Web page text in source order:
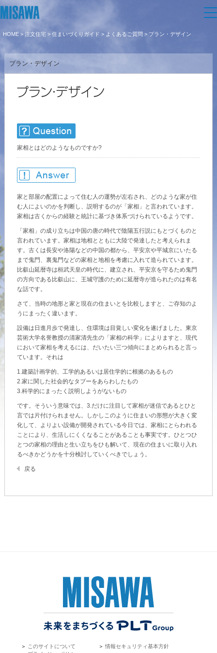
住まい
デザイン
テクノロジー（住まいの性能）
建築事例・建築実例
インテリア
住まいづくりガイド
買う
スムストック検索
売る [MISAWA RELAY]
住まいの売却
土地活用
賃貸住宅
賃貸併用住宅
店舗・各種施設
土地活用モデルルーム見学
法人のお客さま
企業不動産活用（CRE）戦略
社宅建築
医療・介護・子育て・障がい福祉施設
これから土地活用・賃貸経営をご検討の方
土地活用の基礎から長期安定経営を目指すオーナー様まで、賃貸経営
ホームラウンジ 土地活用・賃貸経営
戸建て・マンション
ミサワリフォームとは
リフォームメニュー
リフォーム事例
事業用
ホテル・旅館リフォーム
リフォーム営業所
実例動画や基礎知識、収納の工夫など、理想の住まいを叶えるリフォ
ームの具体策とアイデアを豊富にご用意しています。
ホームラウンジ リフォーム
まちづくり
複合開発・投資開発
複合開発事業（ASMACI-アスマチ-）
分譲マンション開発事業
収益不動産・投資開発事業
建築再生事業
事業用売買
事業用地・事業用建物
分譲用地
すべてのフィールドに新しい価値をデザインし、持続可能な未来志向
のまちづくりを実現していきます。
オーナーサポート
サポートメニュー
住まいるりんぐ（ロングサポート）
保証制度
アフターメンテナンス
ミサワリフォーム
ご相談窓口
お客様センター
ミサワホームオーナーさま・リフォーム工事ご契約者さまとミサワホ
ームを結ぶコミュニケーションサイト。お得・便利・安心なコンテン
ツや、ミサワホームからの大切なお知らせなど配信しています。
ミサワオーナーズクラブ
企業・IR情報
企業・IR
ニュース
MISAWAについて
ミサワホームグループ
IR情報
SDGs
環境活動
採用情報
新卒者採用
展示 場・ イベント情報
カタログ請求
住まいのご相談
HOME > 注文住宅 > 住まいづくりガイド > よくあるご質問 > プラン・デザイン
プラン・デザイン
家相とはどのようなものですか?
家と部屋の配置によって住む人の運勢が左右され、どのような家が住
む人によいのかを判断し、説明するのが「家相」と言われています。
家相は古くからの経験と統計に基づき体系づけられているようです。
「家相」の成り立ちは中国の唐の時代で陰陽五行説にもとづくものと
言われています。家相は地相とともに大陸で発達したと考えられま
す。古くは長安や洛陽などの中国の都から、平安京や平城京にいたる
まで鬼門、裏鬼門などの家相と地相を考慮に入れて造られています。
比叡山延暦寺は桓武天皇の時代に、建立され、平安京を守るため鬼門
の方向である比叡山に、王城守護のために延暦寺が造られたのは有名
な話です。
さて、当時の地形と家と現在の住まいとを比較しますと、ご存知のよ
うにまったく違います。
設備は日進月歩で発達し、住環境は目覚しい変化を遂げました。東京
芸術大学名誉教授の清家清先生の「家相の科学」によりますと、現代
において家相を考えるには、だいたい三つ傾向にまとめられると言っ
ています。それは
1.建築計画学的、工学的あるいは居住学的に根拠のあるもの
2.家に関した社会的なタブーをあらわしたもの
3.科学的にまったく説明しようがないもの
です。そういう意味では、3.だけに注目して家相が迷信であるとひと
言では片付けられません。しかしこのように住まいの形態が大きく変
化して、よりよい設備が開発されている今日では、家相にとらわれる
ことにより、生活しにくくなることがあることも事実です。ひとつひ
とつの家相の理由と生い立ちをひも解いて、現在の住まいに取り入れ
るべきかどうかを十分検討していくべきでしょう。
戻る
＞ このサイトについて ＞情報セキュリティ基本方針